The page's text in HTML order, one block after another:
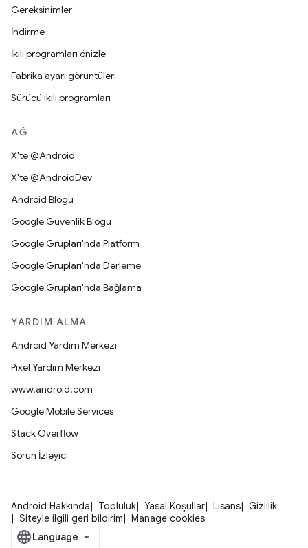
Gereksinimler
İndirme
İkili programları önizle
Fabrika ayarı görüntüleri
Sürücü ikili programları
AĞ
X'te @Android
X'te @AndroidDev
Android Blogu
Google Güvenlik Blogu
Google Grupları'nda Platform
Google Grupları'nda Derleme
Google Grupları'nda Bağlama
YARDIM ALMA
Android Yardım Merkezi
Pixel Yardım Merkezi
www.android.com
Google Mobile Services
Stack Overflow
Sorun İzleyici
Android Hakkında Topluluk Yasal Koşullar Lisans
Gizlilik
Siteyle ilgili geri bildirim
Manage cookies